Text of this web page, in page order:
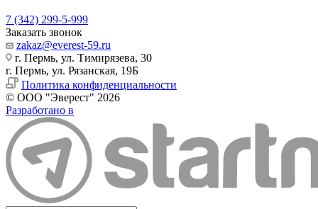
7 (342) 299-5-999
Заказать звонок
zakaz@everest-59.ru
г. Пермь, ул. Тимирязева, 30
г. Пермь, ул. Рязанская, 19Б
Политика конфиденциальности
© ООО "Эверест" 2026
Разработано в